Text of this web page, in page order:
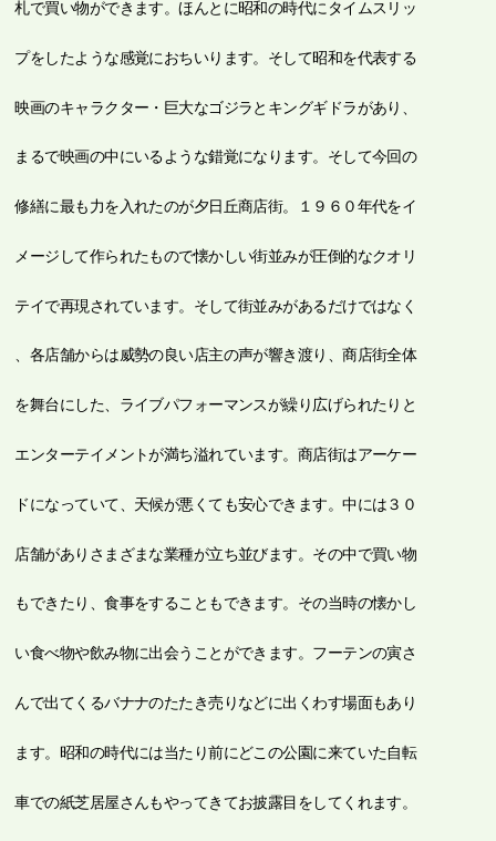
札で買い物ができます。ほんとに昭和の時代にタイムスリッ
プをしたような感覚におちいります。そして昭和を代表する
映画のキャラクター・巨大なゴジラとキングギドラがあり、
まるで映画の中にいるような錯覚になります。そして今回の
修繕に最も力を入れたのが夕日丘商店街。１９６０年代をイ
メージして作られたもので懐かしい街並みが圧倒的なクオリ
テイで再現されています。そして街並みがあるだけではなく
、各店舗からは威勢の良い店主の声が響き渡り、商店街全体
を舞台にした、ライブパフォーマンスが繰り広げられたりと
エンターテイメントが満ち溢れています。商店街はアーケー
ドになっていて、天候が悪くても安心できます。中には３０
店舗がありさまざまな業種が立ち並びます。その中で買い物
もできたり、食事をすることもできます。その当時の懐かし
い食べ物や飲み物に出会うことができます。フーテンの寅さ
んで出てくるバナナのたたき売りなどに出くわす場面もあり
ます。昭和の時代には当たり前にどこの公園に来ていた自転
車での紙芝居屋さんもやってきてお披露目をしてくれます。